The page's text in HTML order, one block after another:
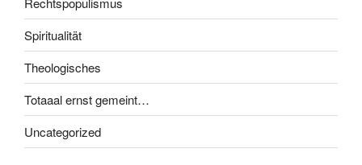
Spiritualität
Theologisches
Totaaal ernst gemeint…
Uncategorized